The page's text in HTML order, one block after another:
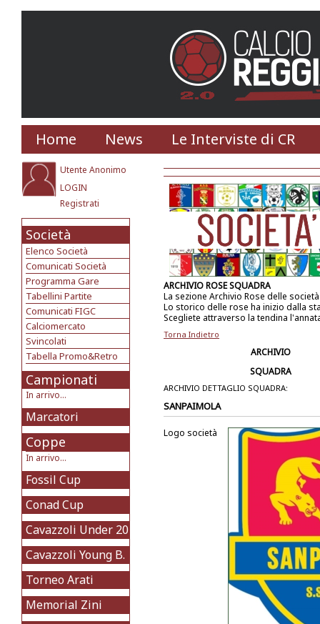
Home News Le Interviste di CR
Utente Anonimo
LOGIN
Registrati
Società
Elenco Società
Comunicati Società
Programma Gare
Tabellini Partite
Comunicati FIGC
Calciomercato
Svincolati
Tabella Promo&Retro
Campionati
In arrivo...
Marcatori
Coppe
In arrivo...
Fossil Cup
Conad Cup
Cavazzoli Under 20
Cavazzoli Young B.
Torneo Arati
Memorial Zini
ARCHIVIO ROSE SQUADRA
La sezione Archivio Rose delle
Lo storico delle rose ha inizio dalla
Scegliete attraverso la tendina
Torna Indietro
ARCHIVIO
SQUADRA
ARCHIVIO DETTAGLIO SQUADRA:
SANPAIMOLA
Logo società